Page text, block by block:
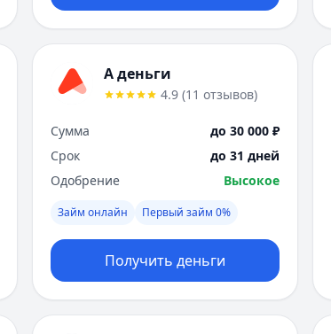
А деньги
4.9 (11 отзывов)
Сумма
до 30 000 ₽
Срок
до 31 дней
Одобрение
Высокое
Займ онлайн Первый займ 0%
Получить деньги